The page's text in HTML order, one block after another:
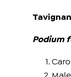
Podium